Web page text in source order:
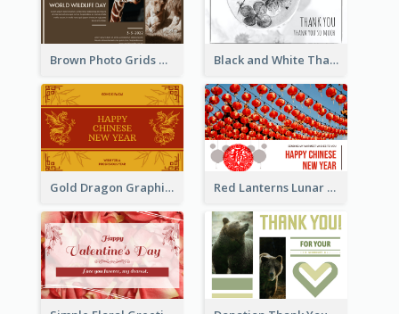
Brown Photo Grids World Wildlife Day Greeting Card Black and White Thank You Greeting Card
Gold Dragon Graphic Lunar New Year Greeting Card Red Lanterns Lunar New Year Greeting Card